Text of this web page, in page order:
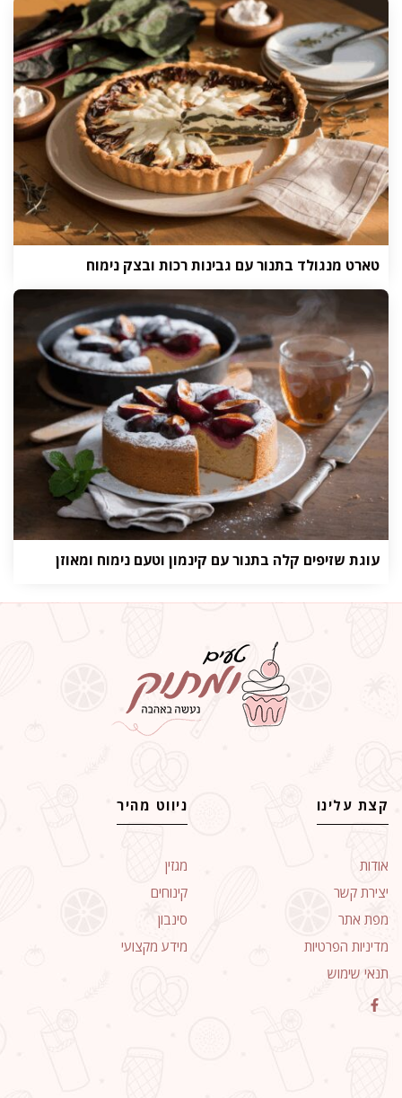
טארט מנגולד בתנור עם גבינות רכות ובצק נימוח
עוגת שזיפים קלה בתנור עם קינמון וטעם נימוח ומאוזן
קצת עלינו
אודות
יצירת קשר
מפת אתר
מדיניות הפרטיות
תנאי שימוש
ניווט מהיר
מגזין
קינוחים
סינבון
מידע מקצועי